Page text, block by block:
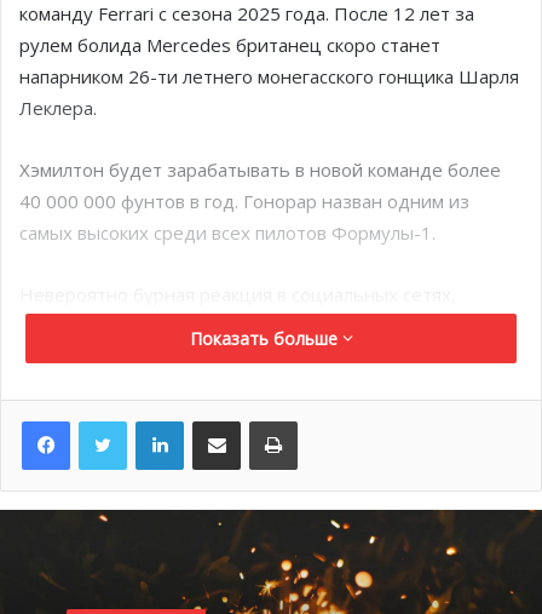
команду Ferrari с сезона 2025 года. После 12 лет за
рулем болида Mercedes британец скоро станет
напарником 26-ти летнего монегасского гонщика Шарля
Леклера.
Хэмилтон будет зарабатывать в новой команде более
40 000 000 фунтов в год. Гонорар назван одним из
самых высоких среди всех пилотов Формулы-1.
обсуждения и споры. Сам Льюис на днях
прокомментировал переход, отметив, что итальянская
красного болида было его давней детской мечтой.
начале следующего года после 12 сезонов в Mercedes,
который сейчас ищет ему замену.
39-летний Хэмилтон подписал контракт на год с Ferrari с
Показать больше
LinkedInПоделиться по электронной почте Распечатать